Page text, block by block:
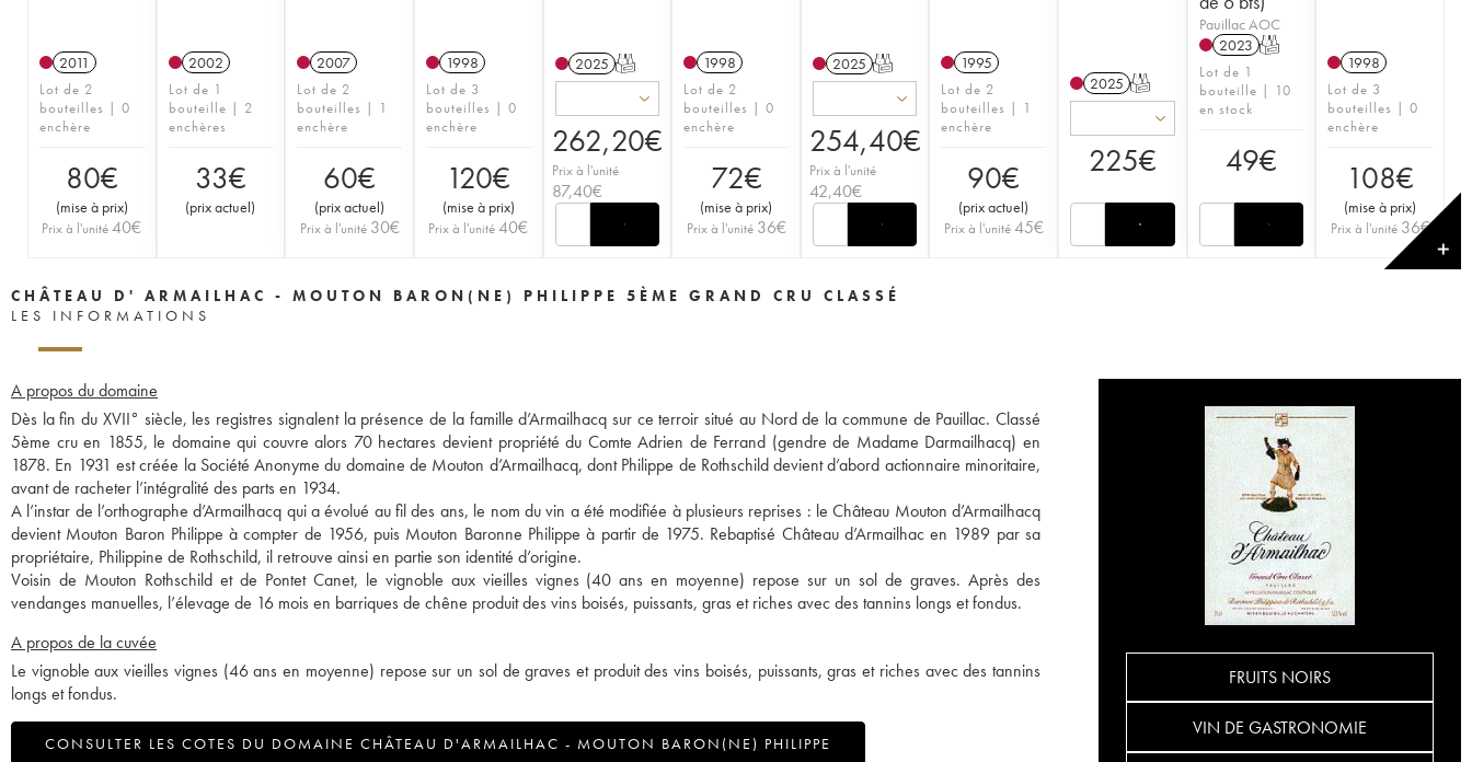
2011
Lot de 2
bouteilles | 0
enchère
80€
(mise à prix)
Prix à l'unité40€
2002
Lot de 1
bouteille | 2
enchères
33€
(prix actuel)
2007
Lot de 2
bouteilles | 1
enchère
60€
(prix actuel)
Prix à l'unité 30€
1998
Lot de 3
bouteilles | 0
enchère
120€
(mise à prix)
Prix à l'unité40€
2025 T
262,20€
Prix à l'unité
87,40€
1998
Lot de 2
bouteilles | 0
enchère
72€
(mise à prix)
Prix à l'unité 36€
2025 T
254,40€
Prix à l'unité
42,40€
1995
Lot de 2
bouteilles | 1
enchère
90€
(prix actuel)
Prix à l'unité45€
2025 T
225€
Pauillac AOC
2023 T
Lot de 1
bouteille | 10
en stock
49€
1998
Lot de 3
bouteilles | 0
enchère
108€
(mise à prix)
Prix à l'unité 36€
✕
CHÂTEAU D' ARMAILHAC - MOUTON BARON(NE) PHILIPPE 5ÈME GRAND CRU CLASSÉ
LES INFORMATIONS
A propos du domaine
Dès la fin du XVII° siècle, les registres signalent la présence de la famille d’Armailhacq sur ce terroir situé au Nord de la commune de Pauillac. Classé
5ème cru en 1855, le domaine qui couvre alors 70 hectares devient propriété du Comte Adrien de Ferrand (gendre de Madame Darmailhacq) en
1878. En 1931 est créée la Société Anonyme du domaine de Mouton d’Armailhacq, dont Philippe de Rothschild devient d’abord actionnaire minoritaire,
avant de racheter l’intégralité des parts en 1934.
A l’instar de l’orthographe d’Armailhacq qui a évolué au fil des ans, le nom du vin a été modifiée à plusieurs reprises : le Château Mouton d’Armailhacq
devient Mouton Baron Philippe à compter de 1956, puis Mouton Baronne Philippe à partir de 1975. Rebaptisé Château d’Armailhac en 1989 par sa
propriétaire, Philippine de Rothschild, il retrouve ainsi en partie son identité d’origine.
Voisin de Mouton Rothschild et de Pontet Canet, le vignoble aux vieilles vignes (40 ans en moyenne) repose sur un sol de graves. Après des
vendanges manuelles, l’élevage de 16 mois en barriques de chêne produit des vins boisés, puissants, gras et riches avec des tannins longs et fondus.
A propos de la cuvée
Le vignoble aux vieilles vignes (46 ans en moyenne) repose sur un sol de graves et produit des vins boisés, puissants, gras et riches avec des tannins
longs et fondus.
CONSULTER LES COTES DU DOMAINE CHÂTEAU D'ARMAILHAC - MOUTON BARON(NE) PHILIPPE
FRUITS NOIRS
VIN DE GASTRONOMIE